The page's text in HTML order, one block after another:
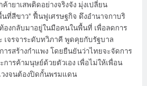
ายาเสพติดอย่างจริงจัง มุ่งเปลี่ยน
ที่สีขาว" ฟื้นฟูเศรษฐกิจ ดึงอำนาจกาบริ
องกลับมาอยู่ในมือคนในพื้นที่ เพื่อลดการ
เจรจาระดับทวิภาคี พูดคุยกับรัฐบาล
การสร้างกำแพง โดยยืนยันว่าไทยจะจัดการ
ารค้ามนุษย์ด้วยตัวเอง เพื่อไม่ให้เพื่อน
งจนต้องปิดกั้นพรมแดน